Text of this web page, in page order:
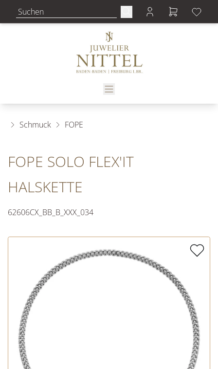
Schmuck FOPE
FOPE SOLO FLEX'IT
HALSKETTE
62606CX_BB_B_XXX_034